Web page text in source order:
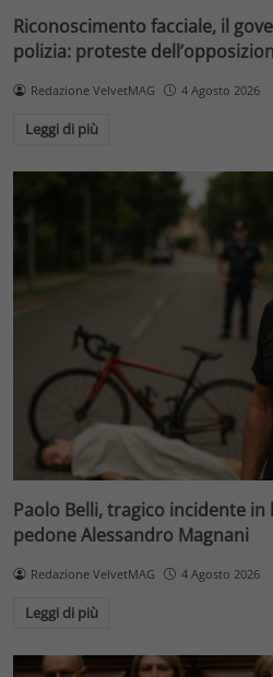
Riconoscimento facciale, il
polizia: proteste
Redazione VelvetMAG 4 Agosto 2026
Leggi di più
Paolo Belli, tragico incidente
pedone Alessandro Magnani
Redazione VelvetMAG 4 Agosto 2026
Leggi di più